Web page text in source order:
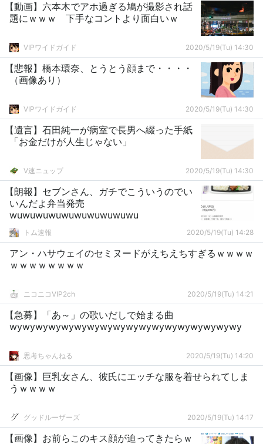
【動画】六本木でアホ過ぎる鳩が撮影され話
題にｗｗｗ 下手なコントより面白いｗ
VIPワイドガイド 2020/5/19(Tu) 14:30
【悲報】橋本環奈、とうとう顔まで・・・・
（画像あり）
VIPワイドガイド 2020/5/19(Tu) 14:30
【遺言】石田純一が病室で長男へ綴った手紙
「お金だけが人生じゃない」
V速ニュップ 2020/5/19(Tu) 14:30
【朗報】セブンさん、ガチでこういうのでい
いんだよ弁当発売
wuwuwuwuwuwuwuwuwuwu
トム速報 2020/5/19(Tu) 14:28
アン・ハサウェイのセミヌードがえちえちすぎるｗｗｗｗ
ｗｗｗｗｗｗｗｗ
ニコニコVIP2ch 2020/5/19(Tu) 14:21
【急募】「あ～」の歌いだしで始まる曲
wywywywywywywywywywywywywywywywywywy
思考ちゃんねる 2020/5/19(Tu) 14:20
【画像】巨乳女さん、彼氏にエッチな服を着せられてしま
うｗｗｗｗ
グッドルーザーズ 2020/5/19(Tu) 14:17
【画像】お前らこのキス顔が迫ってきたらｗ